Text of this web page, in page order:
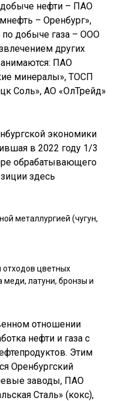
нефти – ПАО
– Оренбург»,
добыче газа – ООО
других
ПАО
минералы», ТОСП
Соль», АО «ОлТрейд»
экономики
в 2022 году 1/3
обрабатывающего
здесь
металлургией (чугун,
цветных
латуни, бронзы и
отношении
нефти и газа с
Этим
Оренбургский
заводы, ПАО
Сталь» (кокс),